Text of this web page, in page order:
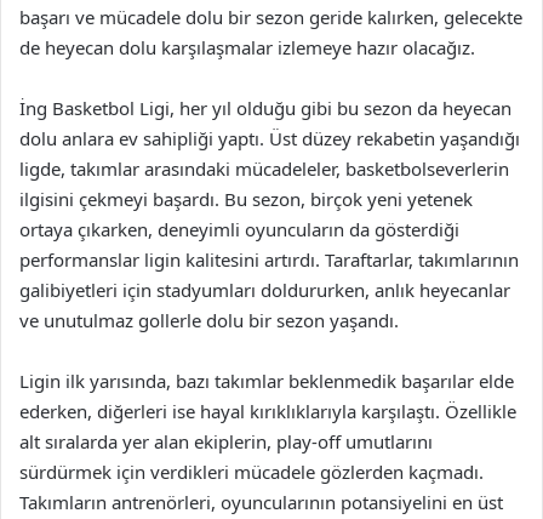
başarı ve mücadele dolu bir sezon geride kalırken, gelecekte
de heyecan dolu karşılaşmalar izlemeye hazır olacağız.
İng Basketbol Ligi, her yıl olduğu gibi bu sezon da heyecan
dolu anlara ev sahipliği yaptı. Üst düzey rekabetin yaşandığı
ligde, takımlar arasındaki mücadeleler, basketbolseverlerin
ilgisini çekmeyi başardı. Bu sezon, birçok yeni yetenek
ortaya çıkarken, deneyimli oyuncuların da gösterdiği
performanslar ligin kalitesini artırdı. Taraftarlar, takımlarının
galibiyetleri için stadyumları doldururken, anlık heyecanlar
ve unutulmaz gollerle dolu bir sezon yaşandı.
Ligin ilk yarısında, bazı takımlar beklenmedik başarılar elde
ederken, diğerleri ise hayal kırıklıklarıyla karşılaştı. Özellikle
alt sıralarda yer alan ekiplerin, play-off umutlarını
sürdürmek için verdikleri mücadele gözlerden kaçmadı.
Takımların antrenörleri, oyuncularının potansiyelini en üst